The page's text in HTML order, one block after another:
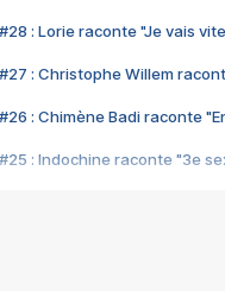
#28 : Lorie raconte "Je vais
#27 : Christophe Willem
#26 : Chimène Badi raconte
#25 : Indochine raconte "3e